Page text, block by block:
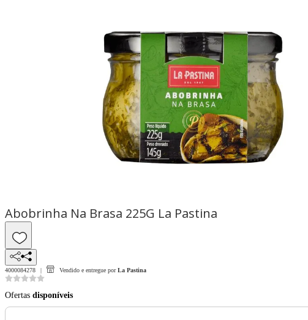
Abobrinha Na Brasa 225G La Pastina
4000084278 Vendido e entregue por La Pastina
Ofertas disponíveis